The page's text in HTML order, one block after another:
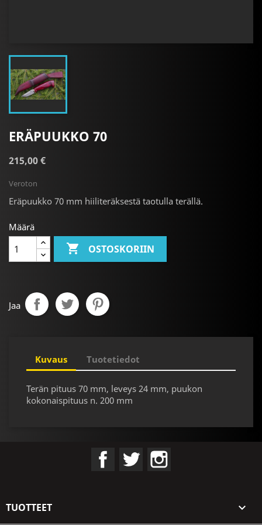
ERÄPUUKKO 70
215,00 €
Veroton
Eräpuukko 70 mm hiiliteräksestä taotulla terällä.
Määrä
 OSTOSKORIIN
Jaa
Kuvaus Tuotetiedot
Terän pituus 70 mm, leveys 24 mm, puukon
kokonaispituus n. 200 mm
FacebookTwitter
TUOTTEET 